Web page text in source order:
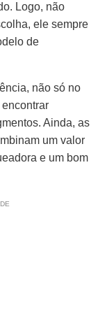
Logo, não
ele sempre
de
não só no
Ainda, as
um valor
e um bom